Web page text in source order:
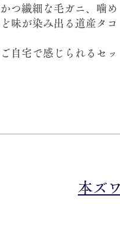
つ繊細な毛ガニ、噛め
味が染み出る道産タコ
自宅で感じられるセッ
本ズ